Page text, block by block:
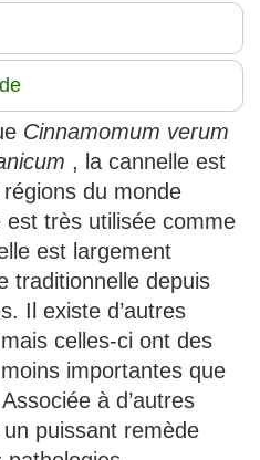
Cinnamomum verum
, la cannelle est
du monde
très utilisée comme
est largement
traditionnelle depuis
Il existe d’autres
celles-ci ont des
importantes que
à d’autres
puissant remède